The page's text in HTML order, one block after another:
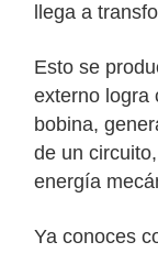
llega a
Esto se
externo logra
bobina,
de un
energía
Ya conoces